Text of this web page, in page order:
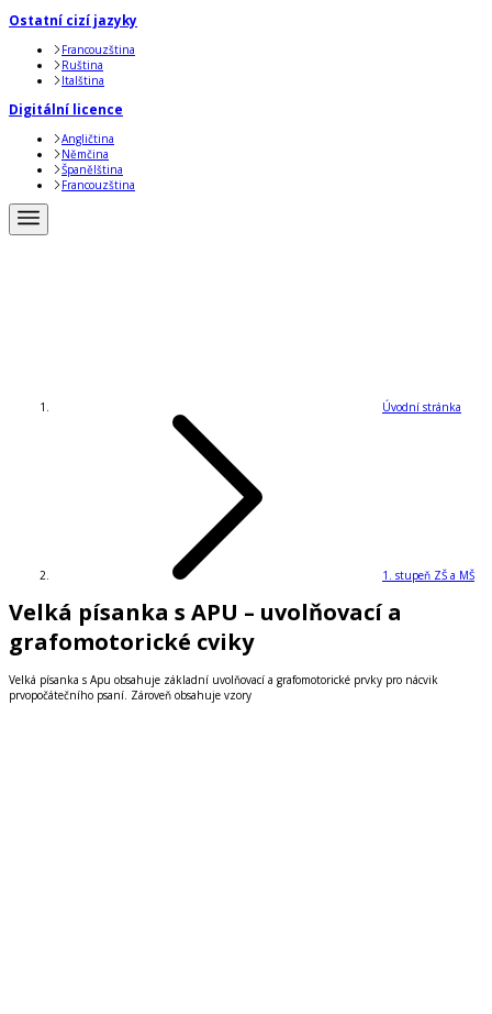
Ostatní cizí jazyky
Francouzština
Ruština
Italština
Digitální licence
Angličtina
Němčina
Španělština
Francouzština
Úvodní stránka
1. stupeň ZŠ a MŠ
Velká písanka s APU – uvolňovací a
grafomotorické cviky
Velká písanka s Apu obsahuje základní uvolňovací a grafomotorické prvky pro nácvik
prvopočátečního psaní. Zároveň obsahuje vzory